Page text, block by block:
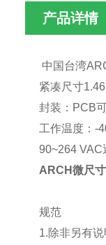
产品详情
中国台湾
紧凑尺寸
封装： PCB
工作温度： -
90~264 VAC
ARCH微尺
规范
1.除非另有